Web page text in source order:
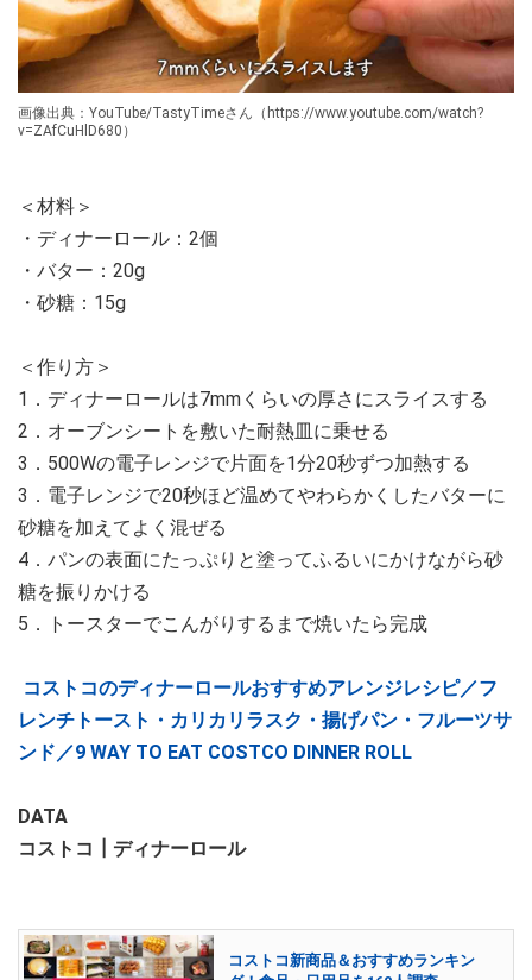
画像出典：YouTube/TastyTimeさん（https://www.youtube.com/watch?
v=ZAfCuHlD680）
＜材料＞
・ディナーロール：2個
・バター：20g
・砂糖：15g
＜作り方＞
1．ディナーロールは7mmくらいの厚さにスライスする
2．オーブンシートを敷いた耐熱皿に乗せる
3．500Wの電子レンジで片面を1分20秒ずつ加熱する
3．電子レンジで20秒ほど温めてやわらかくしたバターに
砂糖を加えてよく混ぜる
4．パンの表面にたっぷりと塗ってふるいにかけながら砂
糖を振りかける
5．トースターでこんがりするまで焼いたら完成
コストコのディナーロールおすすめアレンジレシピ／フ
レンチトースト・カリカリラスク・揚げパン・フルーツサ
ンド／9 WAY TO EAT COSTCO DINNER ROLL
DATA
コストコ┃ディナーロール
コストコ新商品＆おすすめランキン